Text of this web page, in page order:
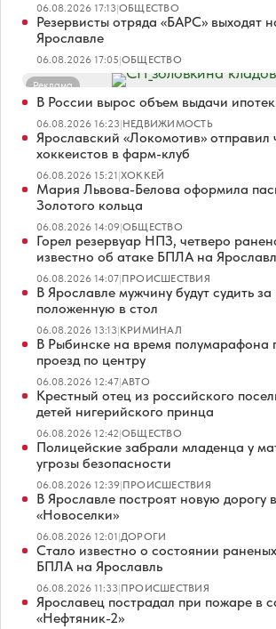
06.08.2026 17:13|ОБЩЕСТВО
Резервисты отряда «БАРС» выходят
Ярославле
06.08.2026 17:05|ОБЩЕСТВО
Реклама
В России вырос объем выдачи
06.08.2026 16:23|НЕДВИЖИМОСТЬ
Ярославский «Локомотив» отправил
хоккеистов в фарм-клуб
06.08.2026 15:21|ХОККЕЙ
Мария Львова-Белова оформила
Золотого кольца
06.08.2026 14:09|ОБЩЕСТВО
Горел резервуар НПЗ, четверо
известно об атаке БПЛА на
06.08.2026 14:07|ПРОИСШЕСТВИЯ
В Ярославле мужчину будут судить за
положенную в стол
06.08.2026 13:13|КРИМИНАЛ
В Рыбинске на время полумарафона
проезд по центру
06.08.2026 12:47|АВТО
Крестный отец из российского
детей нигерийского принца
06.08.2026 12:42|ОБЩЕСТВО
Полицейские забрали младенца у
угрозы безопасности
06.08.2026 12:39|ПРОИСШЕСТВИЯ
В Ярославле построят новую дорогу
«Новоселки»
06.08.2026 12:01|ДОРОГИ
Стало известно о состоянии
БПЛА на Ярославль
06.08.2026 11:33|ПРОИСШЕСТВИЯ
Ярославец пострадал при пожаре в
«Нефтяник-2»